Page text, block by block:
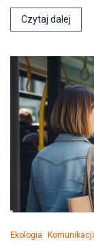
Czytaj dalej
Ekologia